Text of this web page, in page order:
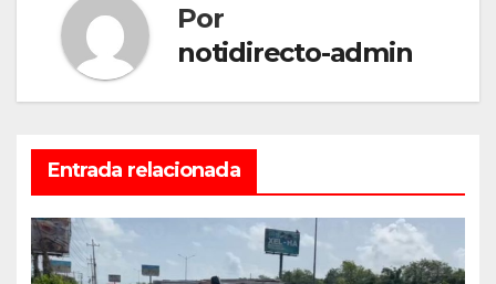
Por
notidirecto-admin
Entrada relacionada